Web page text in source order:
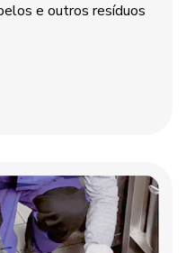
e outros resíduos